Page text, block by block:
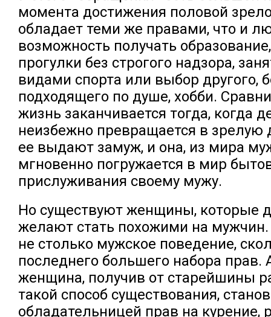
момента достижения половой
обладает теми же правами, что и
возможность получать
прогулки без строгого надзора,
видами спорта или выбор другого,
подходящего по душе, хобби.
жизнь заканчивается тогда, когда
неизбежно превращается в зрелую
ее выдают замуж, и она, из мира
мгновенно погружается в мир
прислуживания своему мужу.
Но существуют женщины, которые
желают стать похожими на
не столько мужское поведение,
последнего большего набора прав.
женщина, получив от старейшины
такой способ существования,
обладательницей прав на курение,